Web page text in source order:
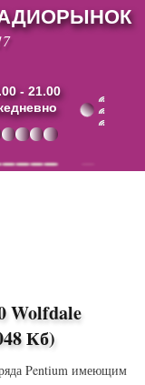
- 21.00
Wolfdale
Кб)
Pentium имеющим